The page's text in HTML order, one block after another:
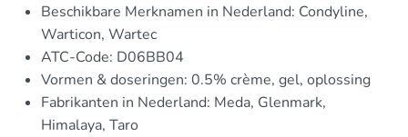
Beschikbare Merknamen in Nederland: Condyline,
Warticon, Wartec
ATC-Code: D06BB04
Vormen & doseringen: 0.5% crème, gel, oplossing
Fabrikanten in Nederland: Meda, Glenmark,
Himalaya, Taro